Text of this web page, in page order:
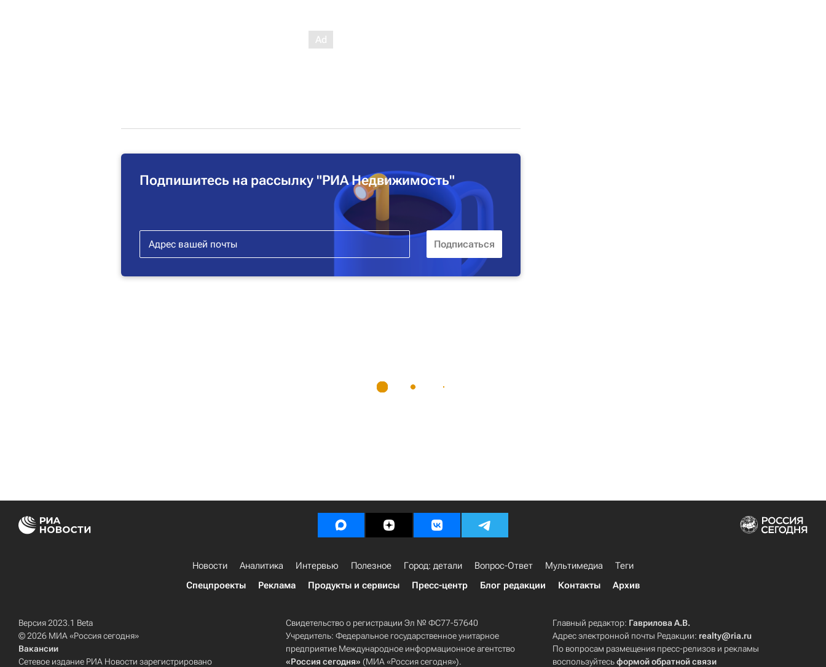
Подпишитесь на рассылку "РИА Недвижимость"
Новости Аналитика Интервью Полезное Город: детали Вопрос-Ответ Мультимедиа
Теги
Спецпроекты
Реклама Продукты и сервисы Пресс-центр Блог редакции Контакты Архив
Версия 2023.1 Beta
© 2026 МИА «Россия сегодня»
Вакансии
Сетевое издание РИА Новости зарегистрировано
Свидетельство о регистрации Эл № ФС77-57640
Учредитель: Федеральное государственное унитарное
предприятие Международное информационное агентство
«Россия сегодня» (МИА «Россия сегодня»).
Главный редактор: Гаврилова А.В.
Адрес электронной почты Редакции: realty@ria.ru
По вопросам размещения пресс-релизов и рекламы
воспользуйтесьформой обратной связи